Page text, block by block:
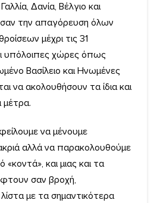
Δανία, Βέλγιο και
την απαγόρευση όλων
μέχρι τις 31
υπόλοιπες χώρες όπως
Βασίλειο και Ηνωμένες
να ακολουθήσουν τα ίδια και
μέτρα.
να μένουμε
αλλά να παρακολουθούμε
και μιας και τα
σαν βροχή,
με τα σημαντικότερα